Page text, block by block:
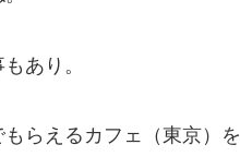
あり。
らえるカフェ（東京）を